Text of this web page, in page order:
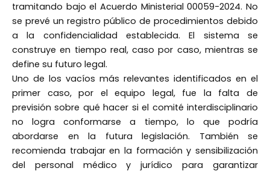
tramitando bajo el Acuerdo Ministerial 00059-2024. No
se prevé un registro público de procedimientos debido
a la confidencialidad establecida. El sistema se
construye en tiempo real, caso por caso, mientras se
define su futuro legal.
Uno de los vacíos más relevantes identificados en el
primer caso, por el equipo legal, fue la falta de
previsión sobre qué hacer si el comité interdisciplinario
no logra conformarse a tiempo, lo que podría
abordarse en la futura legislación. También se
recomienda trabajar en la formación y sensibilización
del personal médico y jurídico para garantizar